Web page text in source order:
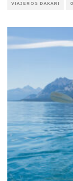
VIAJEROS DAKARI